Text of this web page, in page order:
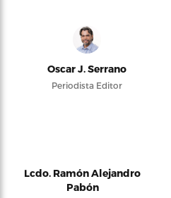
Oscar J. Serrano
Periodista Editor
Lcdo. Ramón Alejandro
Pabón